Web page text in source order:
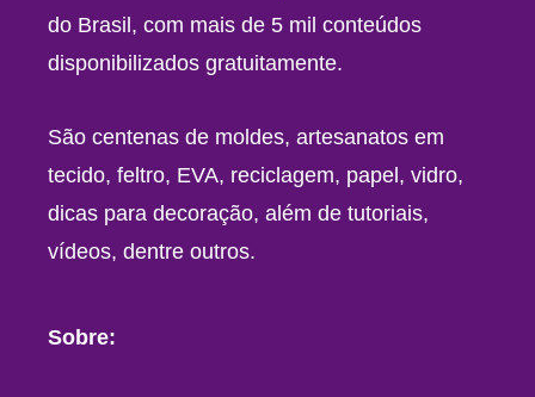
do Brasil, com mais de 5 mil conteúdos
disponibilizados gratuitamente.
São centenas de moldes, artesanatos em
tecido, feltro, EVA, reciclagem, papel, vidro,
dicas para decoração, além de tutoriais,
vídeos, dentre outros.
Sobre: